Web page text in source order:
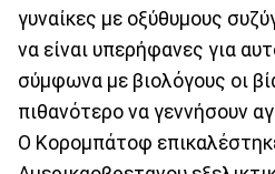
γυναίκες με οξύθυμους
να είναι υπερήφανες για
σύμφωνα με βιολόγους οι
πιθανότερο να γεννήσουν
Ο Κορομπάτοφ